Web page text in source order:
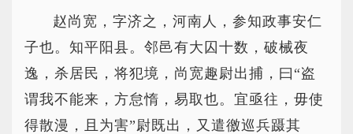
赵尚宽，字济之，河南人，参知政事安仁
子也。知平阳县。邻邑有大囚十数，破械夜
逸，杀居民，将犯境，尚宽趣尉出捕，曰“盗
谓我不能来，方怠惰，易取也。宜亟往，毋使
得散漫，且为害”尉既出，又遣徼巡兵蹑其